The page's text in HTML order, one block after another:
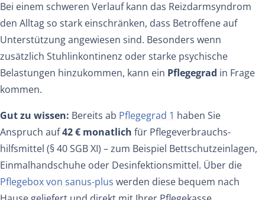
Bei einem schweren Verlauf kann das Reizdarmsyndrom
den Alltag so stark einschränken, dass Betroffene auf
Unterstützung angewiesen sind. Besonders wenn
zusätzlich Stuhlinkontinenz oder starke psychische
Belastungen hinzukommen, kann ein Pflegegrad in Frage
kommen.
Gut zu wissen: Bereits ab Pflegegrad 1 haben Sie
Anspruch auf42 € monatlich für Pflegeverbrauchs­
hilfsmittel (§ 40 SGB XI) – zum Beispiel Bett­schutz­einlagen,
Einmal­handschuhe oder Desinfektions­mittel. Über die
Pflegebox von sanus-plus werden diese bequem nach